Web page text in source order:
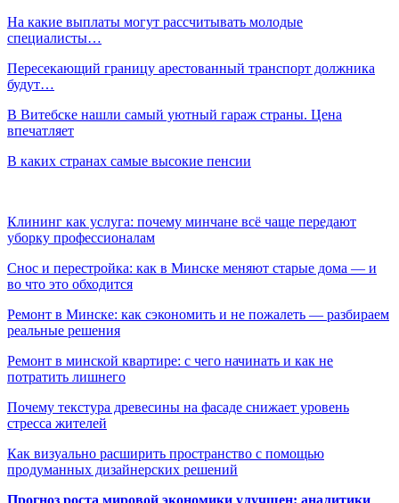
На какие выплаты могут рассчитывать молодые
специалисты…
Пересекающий границу арестованный транспорт должника
будут…
В Витебске нашли самый уютный гараж страны. Цена
впечатляет
В каких странах самые высокие пенсии
Клининг как услуга: почему минчане всё чаще передают
уборку профессионалам
Снос и перестройка: как в Минске меняют старые дома — и
во что это обходится
Ремонт в Минске: как сэкономить и не пожалеть — разбираем
реальные решения
Ремонт в минской квартире: с чего начинать и как не
потратить лишнего
Почему текстура древесины на фасаде снижает уровень
стресса жителей
Как визуально расширить пространство с помощью
продуманных дизайнерских решений
Прогноз роста мировой экономики улучшен: аналитики